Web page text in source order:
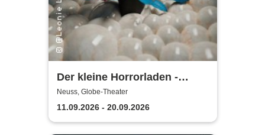
Der kleine Horrorladen -
Kulturforum Alte Post und
Musikschule Neuss
Neuss, Globe-Theater
11.09.2026 - 20.09.2026